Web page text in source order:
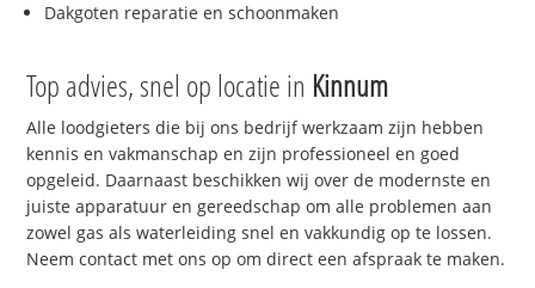
Dakgoten reparatie en schoonmaken
Top advies, snel op locatie in Kinnum
Alle loodgieters die bij ons bedrijf werkzaam zijn hebben
kennis en vakmanschap en zijn professioneel en goed
opgeleid. Daarnaast beschikken wij over de modernste en
juiste apparatuur en gereedschap om alle problemen aan
zowel gas als waterleiding snel en vakkundig op te lossen.
Neem contact met ons op om direct een afspraak te maken.